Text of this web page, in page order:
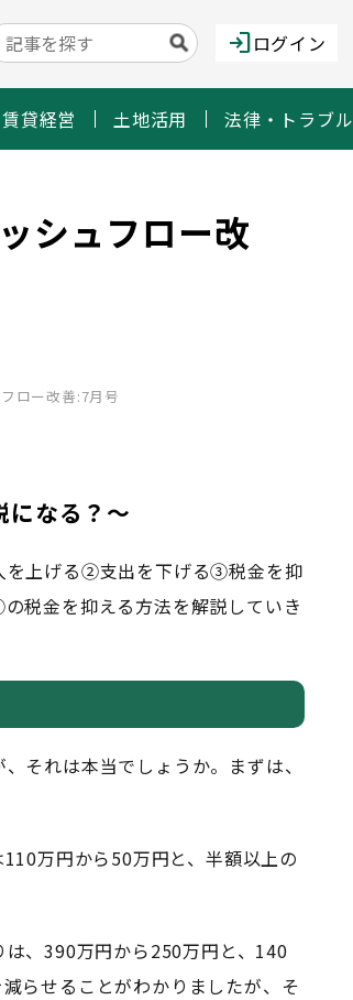
loginログイン
賃貸経営 土地活用 法律・トラブル
シュフロー改
ロー改善:7月号
になる？～
上げる②支出を下げる③税金を抑
税金を抑える方法を解説していき
それは本当でしょうか。まずは、
万円から50万円と、半額以上の
、390万円から250万円と、140
らせることがわかりましたが、そ